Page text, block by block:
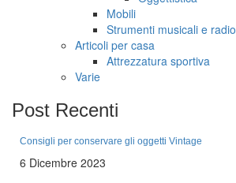
Mobili
Strumenti musicali e radio
Articoli per casa
Attrezzatura sportiva
Varie
Post Recenti
Consigli per conservare gli oggetti Vintage
6 Dicembre 2023